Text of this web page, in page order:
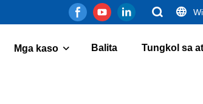
Mga kaso Balita Tungkol sa